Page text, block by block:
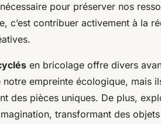
pour préserver nos
c’est contribuer activement à la
en bricolage offre divers
empreinte écologique, mais
des pièces uniques. De plus,
transformant des